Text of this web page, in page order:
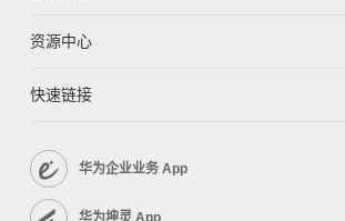
资源中心
快速链接
华为企业业务 App
华为坤灵 App